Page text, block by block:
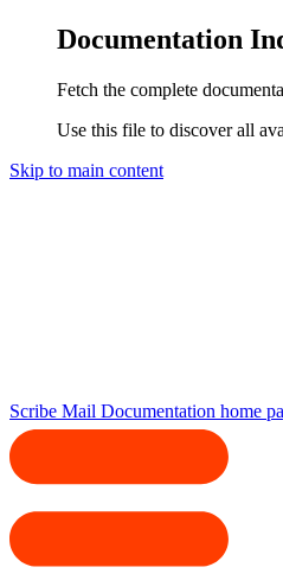
Documentation
Fetch the complete
Use this file to discover all
Skip to main content
Scribe Mail Documentation home